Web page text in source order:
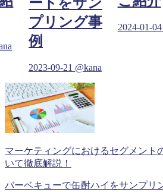
プリング事
例
2023-09-21 @kana
2024-01-04
マーケティングにおけるセグメント
いて徹底解説！
バーベキューで缶酎ハイをサンプリ